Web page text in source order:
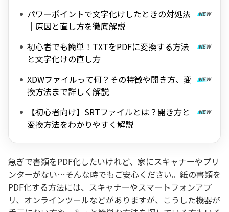
パワーポイントで文字化けしたときの対処法
｜原因と直し方を徹底解説
初心者でも簡単！TXTをPDFに変換する方法
と文字化けの直し方
XDWファイルって何？その特徴や開き方、変
換方法まで詳しく解説
【初心者向け】SRTファイルとは？開き方と
変換方法をわかりやすく解説
急ぎで書類をPDF化したいけれど、家にスキャナーやプリ
ンターがない…そんな時でもご安心ください。紙の書類を
PDF化する方法には、スキャナーやスマートフォンアプ
リ、オンラインツールなどがありますが、こうした機器が